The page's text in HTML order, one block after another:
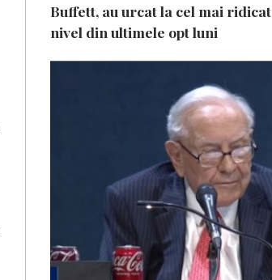
Buffett, au urcat la cel mai ridicat
nivel din ultimele opt luni